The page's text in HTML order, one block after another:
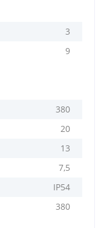
3
9
380
20
13
7,5
IP54
380